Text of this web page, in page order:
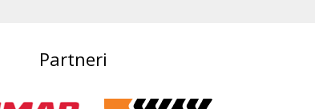
Partneri